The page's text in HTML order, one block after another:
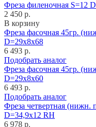
Фреза филеночная S=12
2 450 р.
В корзину
Фреза фасочная 45гр.
D=29x8x68
6 493 р.
Подобрать аналог
Фреза фасочная 45гр.
D=29x8x60
6 493 р.
Подобрать аналог
Фреза четвертная
D=34,9x12 RH
6 978 р.